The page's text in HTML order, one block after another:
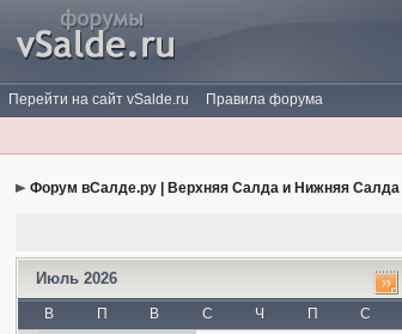
Перейти на сайт vSalde.ru Правила форума
Форум вСалде.ру | Верхняя Салда и Нижняя Салда
Июль 2026
В П В С Ч П С